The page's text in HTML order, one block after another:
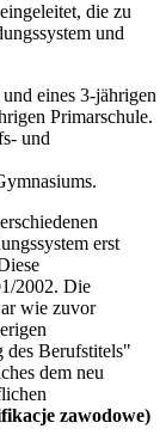
die zu
und
eines 3-jährigen
Primarschule.
und
erst
2002. Die
wie zuvor
des Berufstitels"
dem neu
zawodowe)